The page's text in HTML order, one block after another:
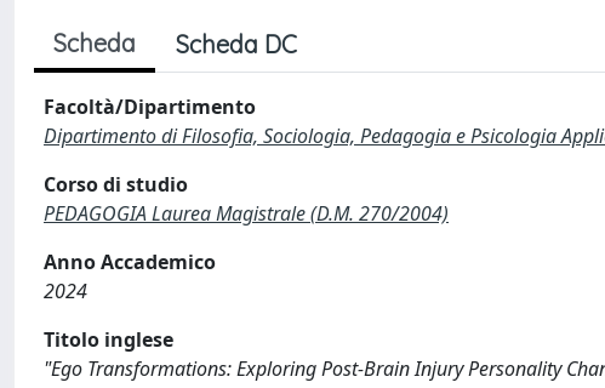
Scheda Scheda DC
Facoltà/Dipartimento
Dipartimento di Filosofia, Sociologia, Pedagogia e Psicologia
Corso di studio
PEDAGOGIA Laurea Magistrale (D.M. 270/2004)
Anno Accademico
2024
Titolo inglese
"Ego Transformations: Exploring Post-Brain Injury Personality